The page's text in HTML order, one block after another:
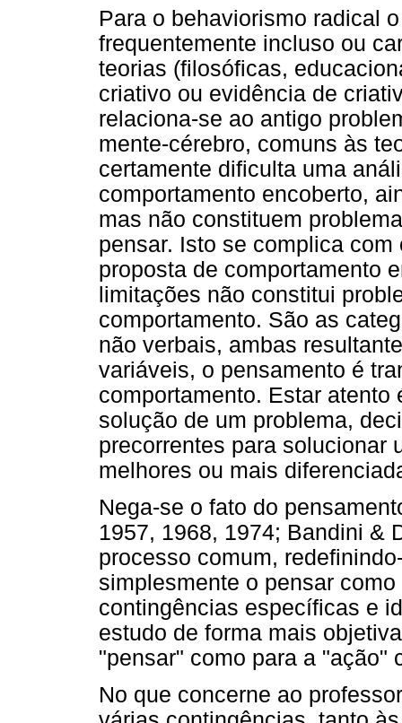
Para o behaviorismo radical
frequentemente incluso ou
teorias (filosóficas,
criativo ou evidência de
relaciona-se ao antigo
mente-cérebro, comuns às
certamente dificulta uma
comportamento encoberto,
mas não constituem
pensar. Isto se complica
proposta de comportamento
limitações não constitui
comportamento. São as
não verbais, ambas
variáveis, o pensamento é
comportamento. Estar
solução de um problema,
precorrentes para solucionar
melhores ou mais
Nega-se o fato do
1957, 1968, 1974; Bandini &
processo comum,
simplesmente o pensar
contingências específicas e
estudo de forma mais
"pensar" como para a "ação"
No que concerne ao